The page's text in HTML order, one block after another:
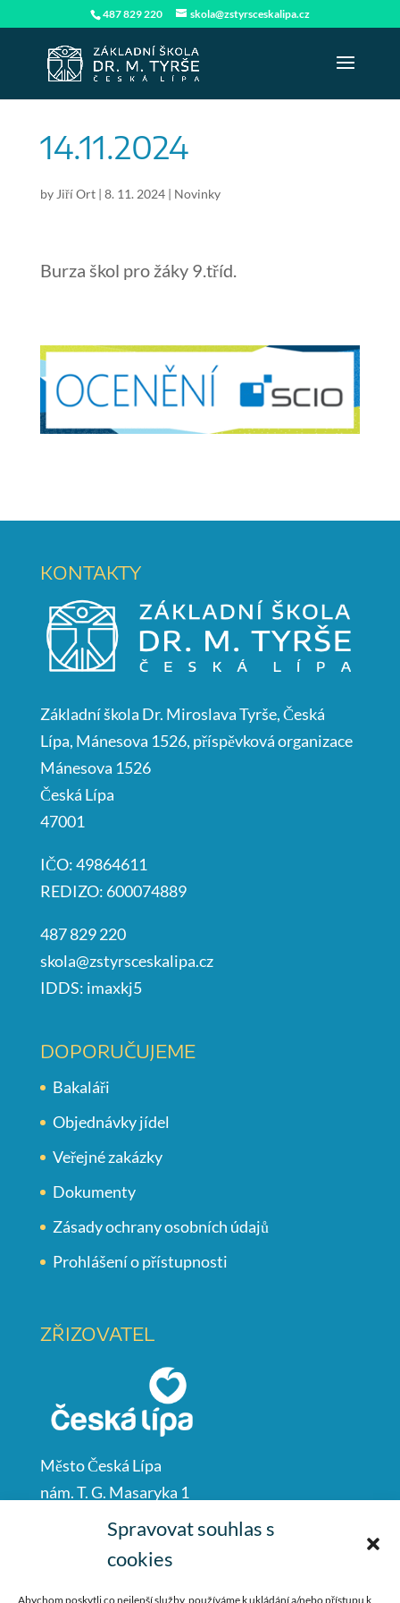
Spravovat souhlas s
cookies
Abychom poskytli co nejlepší služby, používáme k ukládání a/nebo přístupu k
487 829 220 skola@zstyrsceskalipa.cz
14.11.2024
by Jiří Ort| 8. 11. 2024| Novinky
Burza škol pro žáky 9.tříd.
KONTAKTY
Základní škola Dr. Miroslava Tyrše, Česká
Lípa, Mánesova 1526, příspěvková organizace
Mánesova 1526
Česká Lípa
47001
IČO: 49864611
REDIZO: 600074889
487 829 220
skola@zstyrsceskalipa.cz
IDDS: imaxkj5
DOPORUČUJEME
Bakaláři
Objednávky jídel
Veřejné zakázky
Dokumenty
Zásady ochrany osobních údajů
Prohlášení o přístupnosti
ZŘIZOVATEL
Město Česká Lípa
nám. T. G. Masaryka 1
Česká Lípa